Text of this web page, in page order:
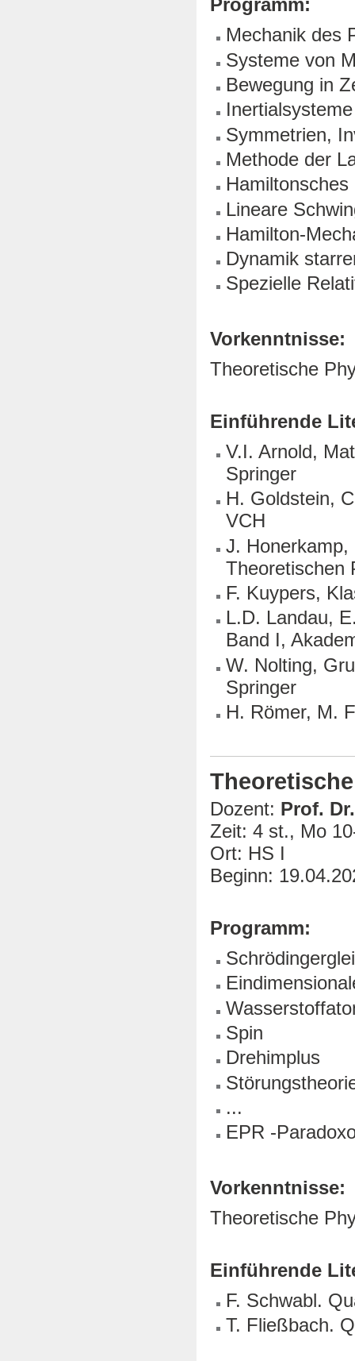
Programm:
Mechanik des
Systeme von
Bewegung in
Symmetrien,
Methode der
Hamiltonsches
Lineare
Hamilton-
Dynamik
Spezielle
Vorkenntnisse:
Theoretische
Einführende
V.I. Arnold,
Springer
H. Goldstein,
VCH
J. Honerkamp,
Theoretischen
F. Kuypers,
L.D. Landau,
Band I,
W. Nolting,
Springer
H. Römer, M.
Dozent: Prof.
Zeit: 4 st., Mo
Ort: HS I
Beginn:
Programm:
Spin
Drehimplus
...
EPR -
Vorkenntnisse:
Theoretische
Einführende
F. Schwabl.
T. Fließbach.